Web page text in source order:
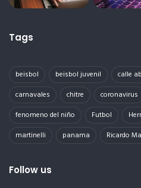
Tags
beisbol beisbol juvenil calle
carnavales
chitre coronavirus
fenomeno del niño
Futbol
martinelli
panama Ricardo
Follow us